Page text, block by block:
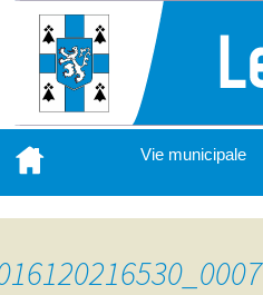
Vie municipale